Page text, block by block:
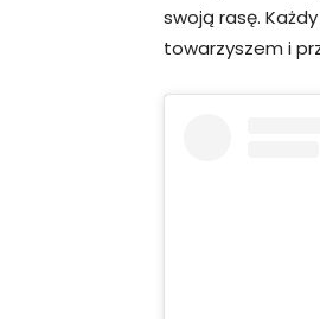
swoją rasę.
towarzyszem i